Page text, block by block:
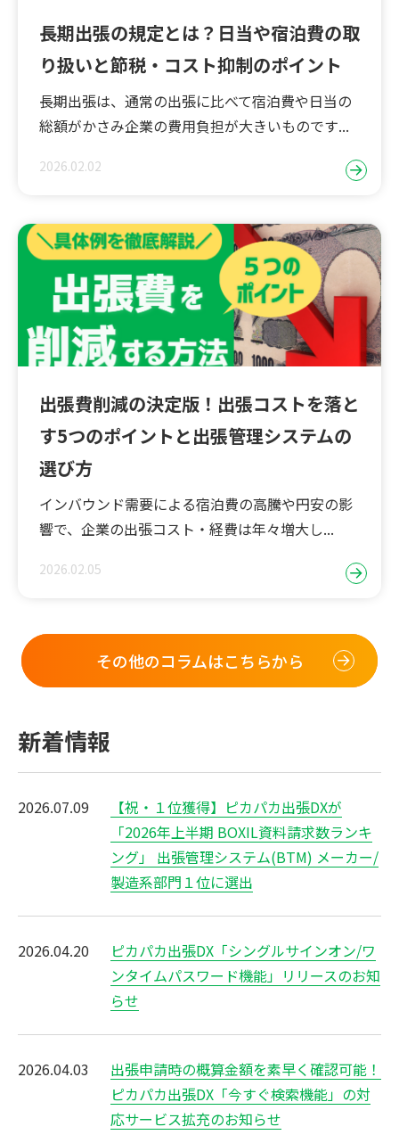
長期出張の規定とは？日当や宿泊費の取
り扱いと節税・コスト抑制のポイント
長期出張は、通常の出張に比べて宿泊費や日当の
総額がかさみ企業の費用負担が大きいものです...
2026.02.02
出張費削減の決定版！出張コストを落と
す5つのポイントと出張管理システムの
選び方
インバウンド需要による宿泊費の高騰や円安の影
響で、企業の出張コスト・経費は年々増大し...
2026.02.05
その他のコラムはこちらから
新着情報
2026.07.09
【祝・１位獲得】ピカパカ出張DXが
「2026年上半期 BOXIL資料請求数ランキ
ング」 出張管理システム(BTM) メーカー/
製造系部門１位に選出
2026.04.20
ピカパカ出張DX「シングルサインオン/ワ
ンタイムパスワード機能」リリースのお知
らせ
2026.04.03
出張申請時の概算金額を素早く確認可能！
ピカパカ出張DX「今すぐ検索機能」の対
応サービス拡充のお知らせ